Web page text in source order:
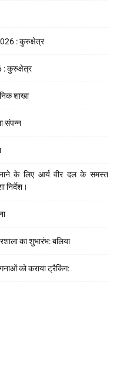
2026 : कुरुक्षेत्र
: कुरुक्षेत्र
शाखा
संपन्न
के लिए आर्य वीर दल के समस्त
निर्देश।
का शुभारंभ: बलिया
को कराया ट्रैकिंग: